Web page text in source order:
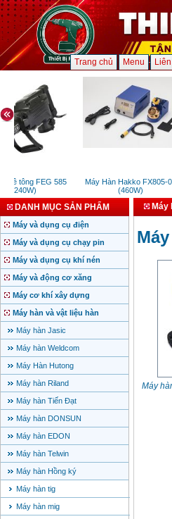
Trang chủ Menu
tông FEG 585
(1240W)
Máy Hàn Hakko FX805-06
(460W)
DANH MỤC SẢN PHẨM
Máy và dụng cụ điện
Máy và dụng cụ chạy pin
Máy và dụng cụ khí nén
Máy và động cơ xăng
Máy cơ khí xây dựng
Máy hàn và vật liệu hàn
Máy hàn Jasic
Máy hàn Weldcom
Máy Hàn Hutong
Máy hàn Riland
Máy hàn Tiến Đạt
Máy hàn DONSUN
Máy hàn EDON
Máy hàn Telwin
Máy hàn Hồng ký
Máy hàn tig
Máy hàn mig
Máy
Máy